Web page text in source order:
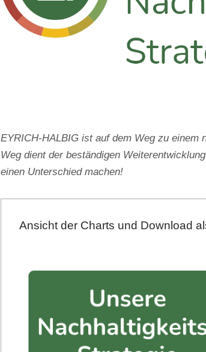
EYRICH-HALBIG ist auf dem Weg zu einem
Weg dient der beständigen
einen Unterschied machen!
Ansicht der Charts und Download